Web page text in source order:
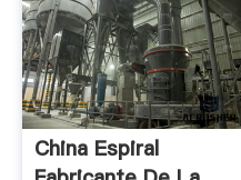
China Espiral